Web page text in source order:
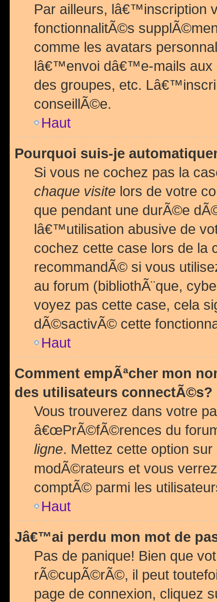
Par ailleurs, lâ€™inscription
fonctionnalitÃ©s
comme les avatars
lâ€™envoi dâ€™e-mails
des groupes, etc.
conseillÃ©e.
Haut
Pourquoi suis-je
Si vous ne cochez pas la
chaque visite lors de votre
que pendant une durÃ©e
lâ€™utilisation abusive de
cochez cette case lors de
recommandÃ© si vous
au forum (bibliothÃ¨que,
voyez pas cette case, cela
dÃ©sactivÃ© cette
Haut
Comment empÃªcher mon
des utilisateurs connectÃ©s?
Vous trouverez dans votre
â€œPrÃ©fÃ©rences du
ligne. Mettez cette option sur
modÃ©rateurs et vous
comptÃ© parmi les
Haut
Jâ€™ai perdu mon mot de
Pas de panique! Bien que
rÃ©cupÃ©rÃ©, il peut
page de connexion, cliquez